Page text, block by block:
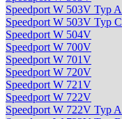
Speedport W 503V Typ A
Speedport W 503V Typ C
Speedport W 504V
Speedport W 700V
Speedport W 701V
Speedport W 720V
Speedport W 721V
Speedport W 722V
Speedport W 722V Typ A